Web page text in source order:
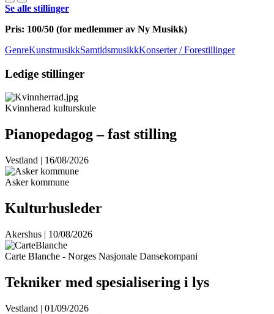
Se alle stillinger
Pris: 100/50 (for medlemmer av Ny Musikk)
GenreKunstmusikkSamtidsmusikkKonserter / Forestillinger
Ledige stillinger
Kvinnherad kulturskule
Pianopedagog – fast stilling
Vestland | 16/08/2026
Asker kommune
Kulturhusleder
Akershus | 10/08/2026
Carte Blanche - Norges Nasjonale Dansekompani
Tekniker med spesialisering i lys
Vestland | 01/09/2026